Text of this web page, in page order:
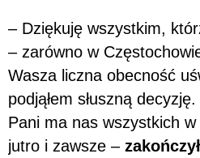
– Dziękuję wszystkim,
– zarówno w
Wasza liczna obecność
podjąłem słuszną
Pani ma nas wszystkich
jutro i zawsze –